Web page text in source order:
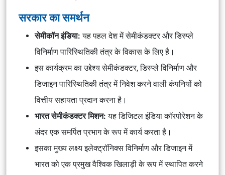
सरकार का समर्थन
सेमीकॉन इंडिया: यह पहल देश में सेमीकंडक्टर और डिस्प्ले
विनिर्माण पारिस्थितिकी तंत्र के विकास के लिए है।
इस कार्यक्रम का उद्देश्य सेमीकंडक्टर, डिस्प्ले विनिर्माण और
डिजाइन पारिस्थितिकी तंत्र में निवेश करने वाली कंपनियों को
वित्तीय सहायता प्रदान करना है।
भारत सेमीकंडक्टर मिशन: यह डिजिटल इंडिया कॉरपोरेशन के
अंदर एक समर्पित प्रभाग के रूप में कार्य करता है।
इसका मुख्य लक्ष्य इलेक्ट्रॉनिक्स विनिर्माण और डिजाइन में
भारत को एक प्रमुख वैश्विक खिलाड़ी के रूप में स्थापित करने